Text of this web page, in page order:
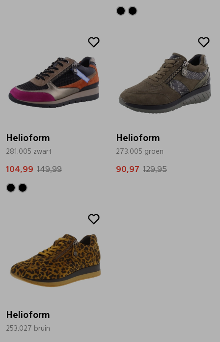
Helioform
281.005 zwart
104,99 149,99
Helioform
273.005 groen
90,97 129,95
Helioform
253.027 bruin